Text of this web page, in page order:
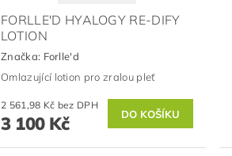
FORLLE'D HYALOGY RE-DIFY
LOTION
Značka: Forlle'd
Omlazující lotion pro zralou pleť
2 561,98 Kč bez DPH
3 100 Kč